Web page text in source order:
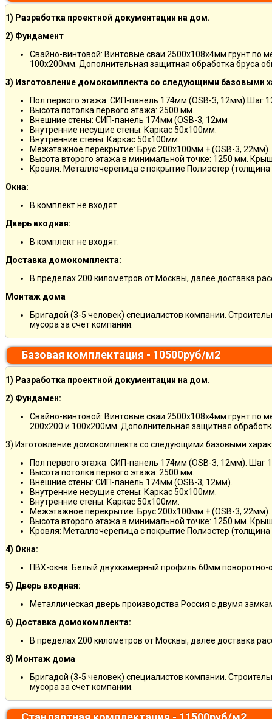
1) Разработка проектной документации на дом.
2) Фундамент
Свайно-винтовой: Винтовые сваи 2500х108х4мм грунт по
100х200мм. Дополнительная защитная обработка бруса
3) Изготовление домокомплекта со следующими базовыми
Пол первого этажа: СИП-панель 174мм (OSB-3, 12мм).Шаг
Высота потолка первого этажа: 2500 мм.
Внешние стены: СИП-панель 174мм (OSB-3, 12мм
Внутренние несущие стены: Каркас 50х100мм.
Внутренние стены: Каркас 50х100мм.
Межэтажное перекрытие: Брус 200х100мм + (OSB-3, 22мм).
Высота второго этажа в минимальной точке: 1250 мм.
Кровля: Металлочерепица с покрытие Полиэстер
Окна:
В комплект не входят.
Дверь входная:
В комплект не входят.
Доставка домокомплекта:
В пределах 200 километров от Москвы, далее доставка
Монтаж дома
Бригадой (3-5 человек) специалистов компании.
мусора за счет компании.
Базовая комплектация - 10500руб/м2
1) Разработка проектной документации на дом.
2) Фундамен:
Свайно-винтовой: Винтовые сваи 2500х108х4мм грунт по
200х200 и 100х200мм. Дополнительная защитная
3) Изготовление домокомплекта со следующими базовыми
Пол первого этажа: СИП-панель 174мм (OSB-3, 12мм). Шаг
Высота потолка первого этажа: 2500 мм.
Внешние стены: СИП-панель 174мм (OSB-3, 12мм).
Внутренние несущие стены: Каркас 50х100мм.
Внутренние стены: Каркас 50х100мм.
Межэтажное перекрытие: Брус 200х100мм + (OSB-3, 22мм).
Высота второго этажа в минимальной точке: 1250 мм.
Кровля: Металлочерепица с покрытие Полиэстер
4) Окна:
ПВХ-окна. Белый двухкамерный профиль 60мм поворотно-
5) Дверь входная:
Металлическая дверь производства Россия с двумя
6) Доставка домокомплекта:
В пределах 200 километров от Москвы, далее доставка
8) Монтаж дома
Бригадой (3-5 человек) специалистов компании.
мусора за счет компании.